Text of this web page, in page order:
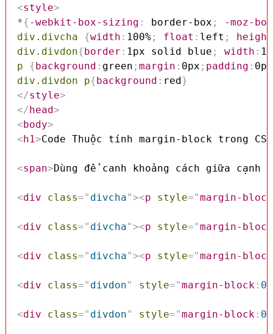
<style>
*{ -webkit-box-sizing : border-box ;
-moz-
div.divcha
{width : 100%; float : left ; height
div.divdon{border : 1px solid blue ; width :
p
{background : green ; margin : 0px ; padding : 0px
div.divdon p{background : red}
</style>
</head>
<body>
<h1>Code Thuộc tính margin-block trong CSS
<span>Dùng để canh khoảng cách giữa
<div class=" divcha"><p style="margin-block
<div class=" divcha"><p style="margin-block
<div class=" divcha"><p style="margin-block
<div class=" divdon" style="margin-block:
<div class=" divdon" style="margin-block: